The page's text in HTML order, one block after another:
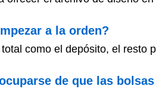
a la orden?
como el depósito, el resto
de que las